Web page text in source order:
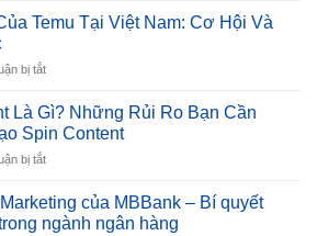
Temu:
Dẫn
Chi
Từ
đến
Z
Temu Tại Việt Nam: Cơ Hội Và
bị tắtở
Lai
Của
Temu
Tại
Nam:
Cơ
Là Gì? Những Rủi Ro Bạn Cần
Spin Content
bị tắtở
Content
Gì?
của MBBank – Bí quyết
ngành ngân hàng